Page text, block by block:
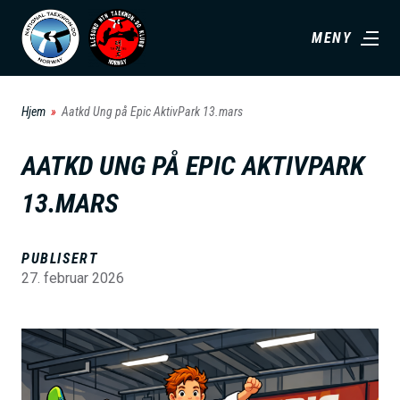
MENY
Hjem Aatkd Ung på Epic AktivPark 13.mars
AATKD UNG PÅ EPIC AKTIVPARK
13.MARS
PUBLISERT
27. februar 2026
B
i